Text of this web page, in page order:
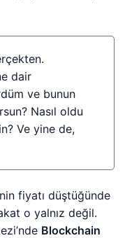
dair
ve bunun
Nasıl oldu
Ve yine de,
fiyatı düştüğünde
o yalnız değil.
Blockchain